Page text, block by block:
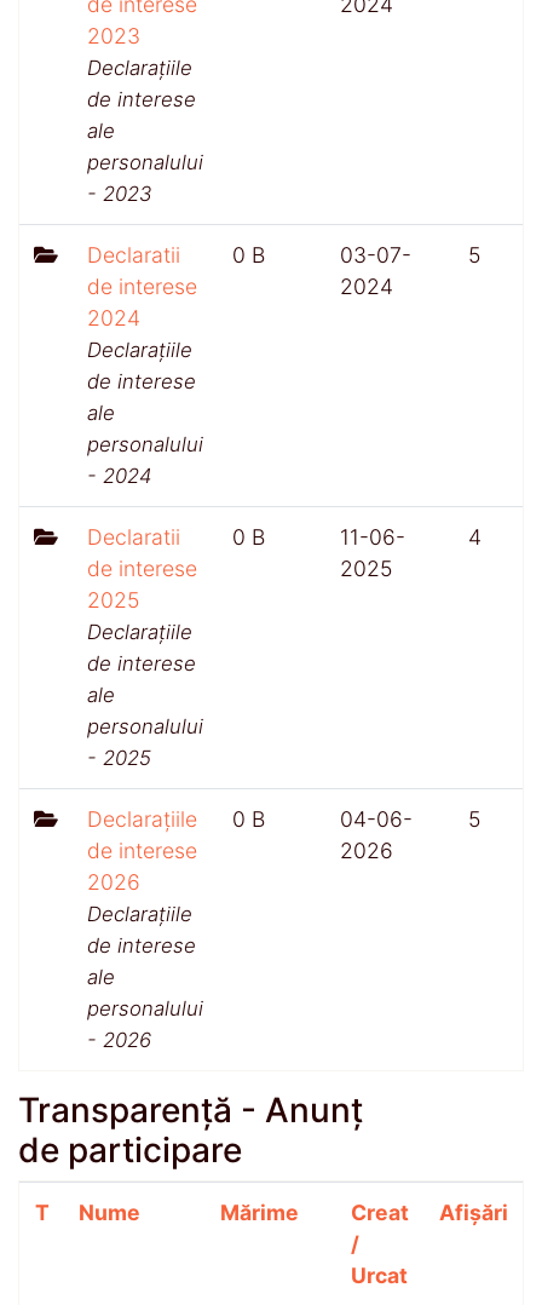
2023
Declarațiile
de interese
ale
personalului
- 2023
Declaratii
de interese
2024
Declarațiile
de interese
ale
personalului
- 2024
0 B
03-07-
2024
5
Declaratii
de interese
2025
Declarațiile
de interese
ale
personalului
- 2025
0 B
11-06-
2025
4
Declarațiile
de interese
2026
Declarațiile
de interese
ale
personalului
- 2026
0 B
04-06-
2026
5
Transparență - Anunț
de participare
T Nume Mărime
Creat
/
Urcat
Afișări